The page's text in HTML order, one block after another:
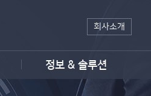
회사소개
정보 & 솔루션